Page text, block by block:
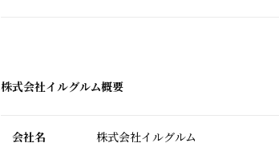
株式会社イルグルム概要
会社名 株式会社イルグルム